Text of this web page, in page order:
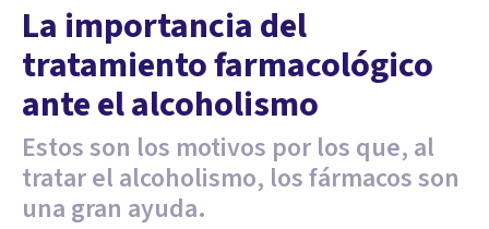
La importancia del
tratamiento farmacológico
ante el alcoholismo
Estos son los motivos por los que, al
tratar el alcoholismo, los fármacos son
una gran ayuda.